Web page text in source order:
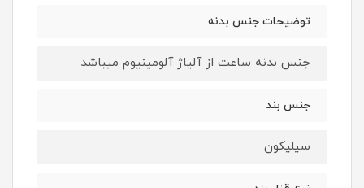
توضیحات جنس بدنه
جنس بدنه ساعت از آلیاژ آلومینیوم میباشد
جنس بند
سیلیکون